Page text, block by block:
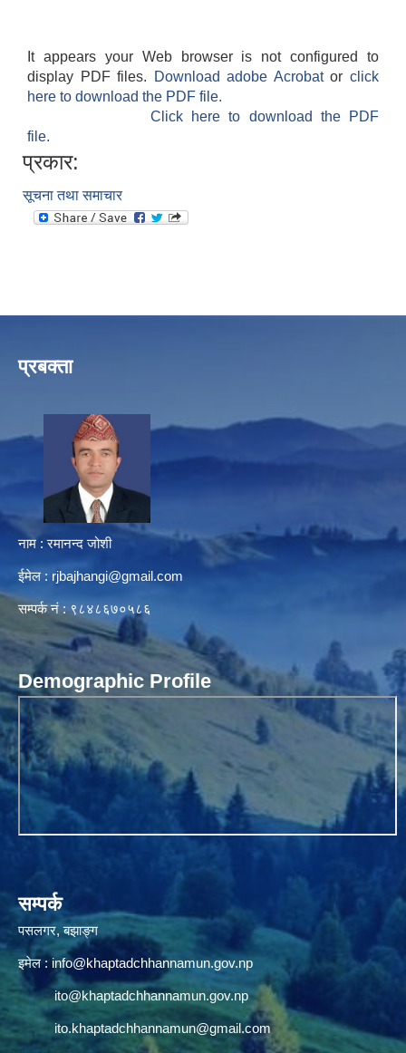
It appears your Web browser is not configured to
display PDF files.
Download adobe Acrobatorclick
here to download the PDF file.
Click here to download the PDF
file.
प्रकार:
सूचना तथा समाचार
प्रबक्ता
नाम : रमानन्द जोशी
ईमेल : rjbajhangi@gmail.com
सम्पर्क नं : ९८४८६७०५८६
Demographic Profile
सम्पर्क
पसलगर, बझाङ्ग
इमेल : info@khaptadchhannamun.gov.np
ito@khaptadchhannamun.gov.np
ito.khaptadchhannamun@gmail.com